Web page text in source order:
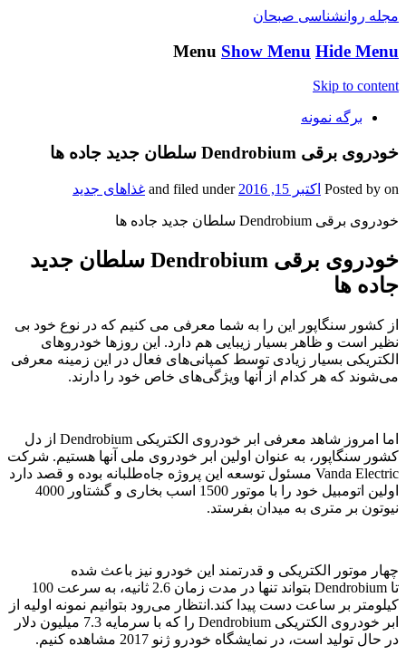
مجله روانشناسی صبحان
Menu Show Menu Hide Menu
Skip to content
برگه نمونه
خودروی برقی Dendrobium سلطان جدید جاده ها
Posted by on اکتبر 15, 2016 and filed under غذاهای جدید
خودروی برقی Dendrobium سلطان جدید جاده ها
خودروی برقی Dendrobium سلطان جدید
جاده ها
از کشور سنگاپور این را به شما معرفی می کنیم که در نوع خود بی
نظیر است و ظاهر بسیار زیبایی هم دارد. این روزها خودروهای
الکتریکی بسیار زیادی توسط کمپانی‌های فعال در این زمینه معرفی
می‌شوند که هر کدام از آنها ویژگی‌های خاص خود را دارند.
اما امروز شاهد معرفی ابر خودروی الکتریکی Dendrobium از دل
کشور سنگاپور، به عنوان اولین ابر خودروی ملی آنها هستیم. شرکت
Vanda Electric مسئول توسعه این پروژه جاه‌طلبانه بوده و قصد دارد
اولین اتومبیل خود را با موتور 1500 اسب بخاری و گشتاور 4000
نیوتون بر متری به میدان بفرستد.
چهار موتور الکتریکی و قدرتمند این خودرو نیز باعث شده
تا Dendrobium بتواند تنها در مدت زمان 2.6 ثانیه، به سرعت 100
کیلومتر بر ساعت دست پیدا کند.انتظار می‌رود بتوانیم نمونه اولیه از
ابر خودروی الکتریکی Dendrobium را که با سرمایه 7.3 میلیون دلار
در حال تولید است، در نمایشگاه خودرو ژنو 2017 مشاهده کنیم.